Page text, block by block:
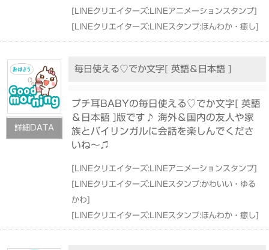
[ LINEクリエイターズ:LINEアニメーションスタンプ]
[ LINEクリエイターズ:LINEスタンプ:ほんわか・癒し]
詳細DATA
毎日使える♡でか文字[ 英語＆日本語 ]
プチ耳BABYの毎日使える♡でか文字[ 英語
＆日本語 ]版です♪ 海外＆国内の友人や家
族とバイリンガルに会話を楽しんでくださ
いね〜♫
[ LINEクリエイターズ:LINEアニメーションスタンプ]
[ LINEクリエイターズ:LINEスタンプ:かわいい・ゆる
かわ]
[ LINEクリエイターズ:LINEスタンプ:ほんわか・癒し]